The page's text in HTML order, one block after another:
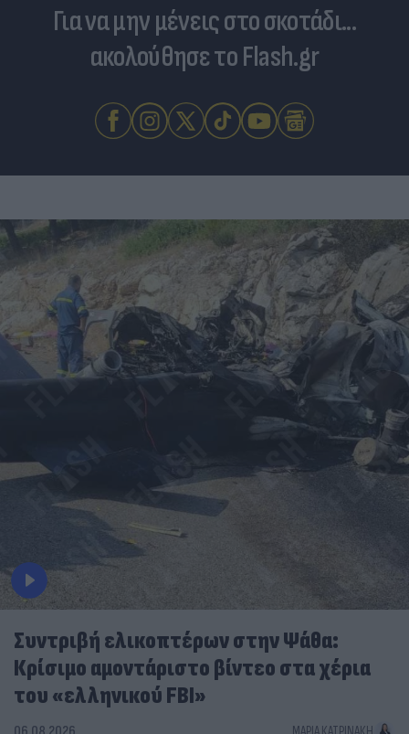
Για να μην μένεις στο σκοτάδι...
ακολούθησε το Flash.gr
Συντριβή ελικοπτέρων στην Ψάθα:
Κρίσιμο αμοντάριστο βίντεο στα χέρια
του «ελληνικού FBI»